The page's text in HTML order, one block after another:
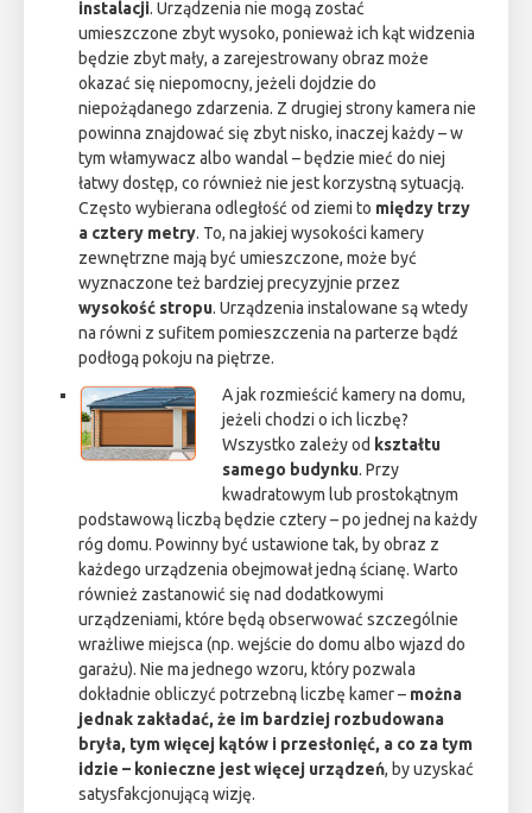
instalacji. Urządzenia nie mogą zostać
umieszczone zbyt wysoko, ponieważ ich kąt widzenia
będzie zbyt mały, a zarejestrowany obraz może
okazać się niepomocny, jeżeli dojdzie do
niepożądanego zdarzenia. Z drugiej strony kamera nie
powinna znajdować się zbyt nisko, inaczej każdy – w
tym włamywacz albo wandal – będzie mieć do niej
łatwy dostęp, co również nie jest korzystną sytuacją.
Często wybierana odległość od ziemi to między trzy
a cztery metry. To, na jakiej wysokości kamery
zewnętrzne mają być umieszczone, może być
wyznaczone też bardziej precyzyjnie przez
wysokość stropu. Urządzenia instalowane są wtedy
na równi z sufitem pomieszczenia na parterze bądź
podłogą pokoju na piętrze.
A jak rozmieścić kamery na domu,
jeżeli chodzi o ich liczbę?
Wszystko zależy od kształtu
samego budynku. Przy
kwadratowym lub prostokątnym
podstawową liczbą będzie cztery – po jednej na każdy
róg domu. Powinny być ustawione tak, by obraz z
każdego urządzenia obejmował jedną ścianę. Warto
również zastanowić się nad dodatkowymi
urządzeniami, które będą obserwować szczególnie
wrażliwe miejsca (np. wejście do domu albo wjazd do
garażu). Nie ma jednego wzoru, który pozwala
dokładnie obliczyć potrzebną liczbę kamer – można
jednak zakładać, że im bardziej rozbudowana
bryła, tym więcej kątów i przesłonięć, a co za tym
idzie – konieczne jest więcej urządzeń, by uzyskać
satysfakcjonującą wizję.